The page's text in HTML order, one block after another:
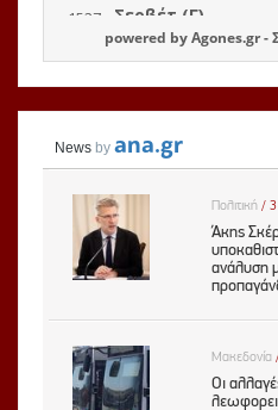
powered byAgones.gr-